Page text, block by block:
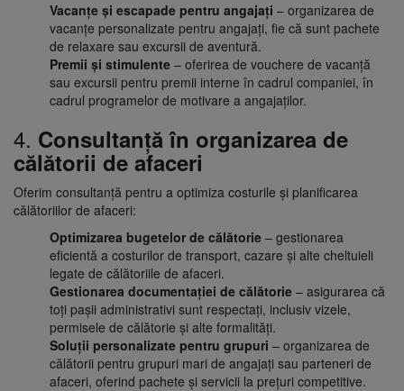
Vacanțe și escapade pentru angajați – organizarea de
vacanțe personalizate pentru angajați, fie că sunt pachete
de relaxare sau excursii de aventură.
Premii și stimulente – oferirea de vouchere de vacanță
sau excursii pentru premii interne în cadrul companiei, în
cadrul programelor de motivare a angajaților.
4. Consultanță în organizarea de
călătorii de afaceri
Oferim consultanță pentru a optimiza costurile și planificarea
călătoriilor de afaceri:
Optimizarea bugetelor de călătorie – gestionarea
eficientă a costurilor de transport, cazare și alte cheltuieli
legate de călătoriile de afaceri.
Gestionarea documentației de călătorie – asigurarea că
toți pașii administrativi sunt respectați, inclusiv vizele,
permisele de călătorie și alte formalități.
Soluții personalizate pentru grupuri – organizarea de
călătorii pentru grupuri mari de angajați sau parteneri de
afaceri, oferind pachete și servicii la prețuri competitive.